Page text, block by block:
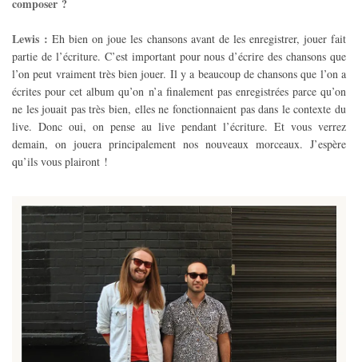
composer ?
Lewis : Eh bien on joue les chansons avant de les enregistrer, jouer fait
partie de l’écriture. C’est important pour nous d’écrire des chansons que
l’on peut vraiment très bien jouer. Il y a beaucoup de chansons que l’on a
écrites pour cet album qu’on n’a finalement pas enregistrées parce qu’on
ne les jouait pas très bien, elles ne fonctionnaient pas dans le contexte du
live. Donc oui, on pense au live pendant l’écriture. Et vous verrez
demain, on jouera principalement nos nouveaux morceaux. J’espère
qu’ils vous plairont !